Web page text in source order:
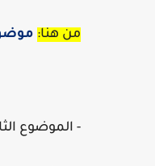
من هنا:
- الموضوع